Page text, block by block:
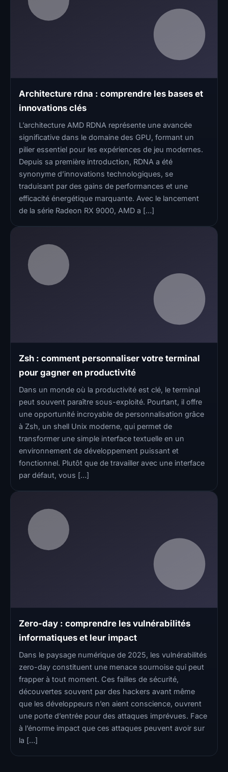
Architecture rdna : comprendre les bases et
innovations clés
L’architecture AMD RDNA représente une avancée
significative dans le domaine des GPU, formant un
pilier essentiel pour les expériences de jeu modernes.
Depuis sa première introduction, RDNA a été
synonyme d’innovations technologiques, se
traduisant par des gains de performances et une
efficacité énergétique marquante. Avec le lancement
de la série Radeon RX 9000, AMD a […]
Zsh : comment personnaliser votre terminal
pour gagner en productivité
Dans un monde où la productivité est clé, le terminal
peut souvent paraître sous-exploité. Pourtant, il offre
une opportunité incroyable de personnalisation grâce
à Zsh, un shell Unix moderne, qui permet de
transformer une simple interface textuelle en un
environnement de développement puissant et
fonctionnel. Plutôt que de travailler avec une interface
par défaut, vous […]
Zero-day : comprendre les vulnérabilités
informatiques et leur impact
Dans le paysage numérique de 2025, les vulnérabilités
zero-day constituent une menace sournoise qui peut
frapper à tout moment. Ces failles de sécurité,
découvertes souvent par des hackers avant même
que les développeurs n’en aient conscience, ouvrent
une porte d’entrée pour des attaques imprévues. Face
à l’énorme impact que ces attaques peuvent avoir sur
la […]